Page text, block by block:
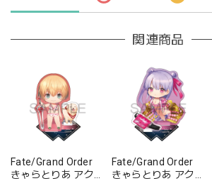
関連商品
Fate/Grand Order
きゃらとりあ アクリ
Fate/Grand Order
きゃらとりあ アクリ